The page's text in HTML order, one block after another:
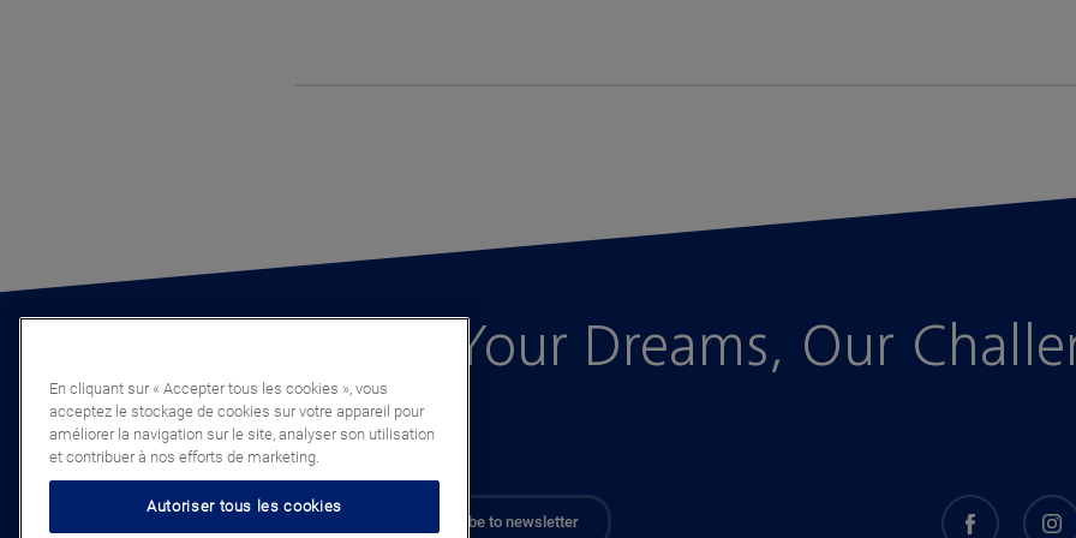
Your Dreams, Our
Subscribe to newsletter
En cliquant sur « Accepter tous les cookies », vous
acceptez le stockage de cookies sur votre appareil pour
améliorer la navigation sur le site, analyser son utilisation
et contribuer à nos efforts de marketing.
Autoriser tous les cookies